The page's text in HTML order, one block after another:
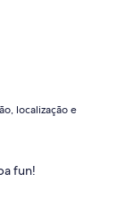
localização e
fun!